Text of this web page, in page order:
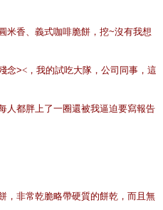
米香、義式咖啡脆餅，挖~沒有我想
念>< ， 我的試吃大隊，公司同事，這
人都胖上了一圈還被我逼迫要寫報告
，非常乾脆略帶硬質的餅乾，而且無